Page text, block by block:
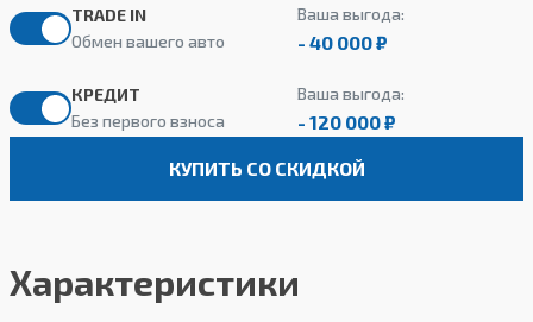
TRADE IN
Обмен вашего авто
Ваша выгода:
- 40 000 ₽
КРЕДИТ
Без первого взноса
Ваша выгода:
- 120 000 ₽
КУПИТЬ СО СКИДКОЙ
Характеристики